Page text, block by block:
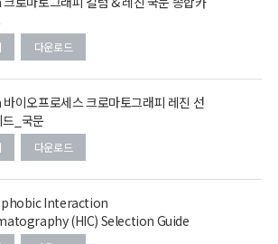
다운로드
이오프로세스 크로마토그래피 레진 선
드_국문
다운로드
Interaction
(HIC) Selection Guide